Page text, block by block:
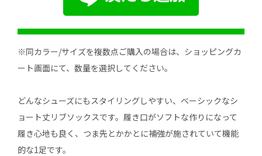
※同カラー/サイズを複数点ご購入の場合は、ショッピングカ
ート画面にて、数量を選択してください。
どんなシューズにもスタイリングしやすい、ベーシックなシ
ョート丈リブソックスです。履き口がソフトな作りになって
履き心地も良く、つま先とかかとに補強が施されていて機能
的な1足です。